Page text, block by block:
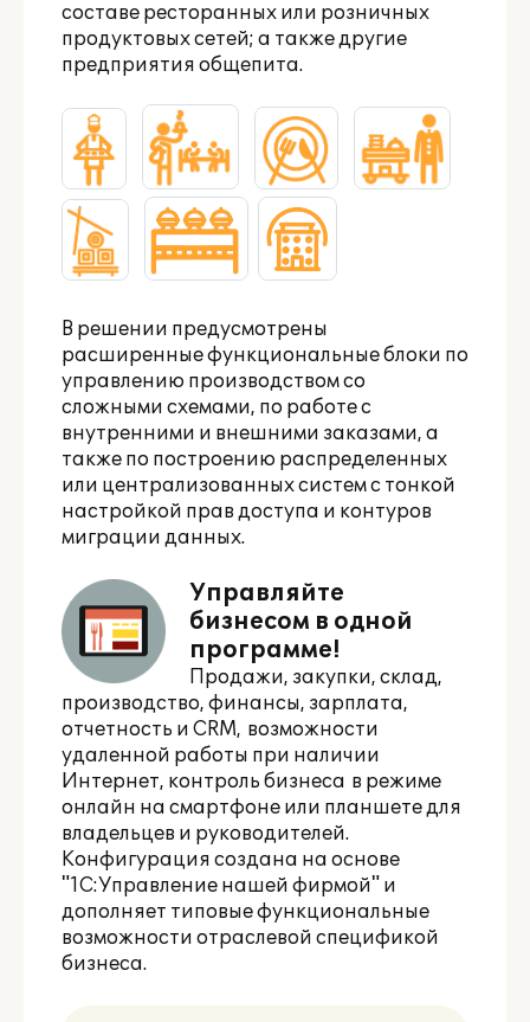
составе ресторанных или розничных
продуктовых сетей; а также другие
предприятия общепита.
В решении предусмотрены
расширенные функциональные блоки по
управлению производством со
сложными схемами, по работе с
внутренними и внешними заказами, а
также по построению распределенных
или централизованных систем с тонкой
настройкой прав доступа и контуров
миграции данных.
Управляйте
бизнесом в одной
программе!
Продажи, закупки, склад,
производство, финансы, зарплата,
отчетность и CRM, возможности
удаленной работы при наличии
Интернет, контроль бизнеса в режиме
онлайн на смартфоне или планшете для
владельцев и руководителей.
Конфигурация создана на основе
"1С:Управление нашей фирмой" и
дополняет типовые функциональные
возможности отраслевой спецификой
бизнеса.